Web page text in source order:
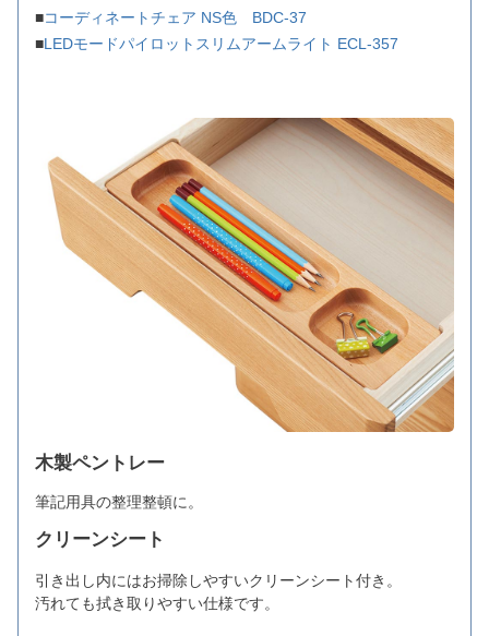
■コーディネートチェア NS色 BDC-37
■LEDモードパイロットスリムアームライト ECL-357
木製ペントレー
筆記用具の整理整頓に。
クリーンシート
引き出し内にはお掃除しやすいクリーンシート付き。
汚れても拭き取りやすい仕様です。